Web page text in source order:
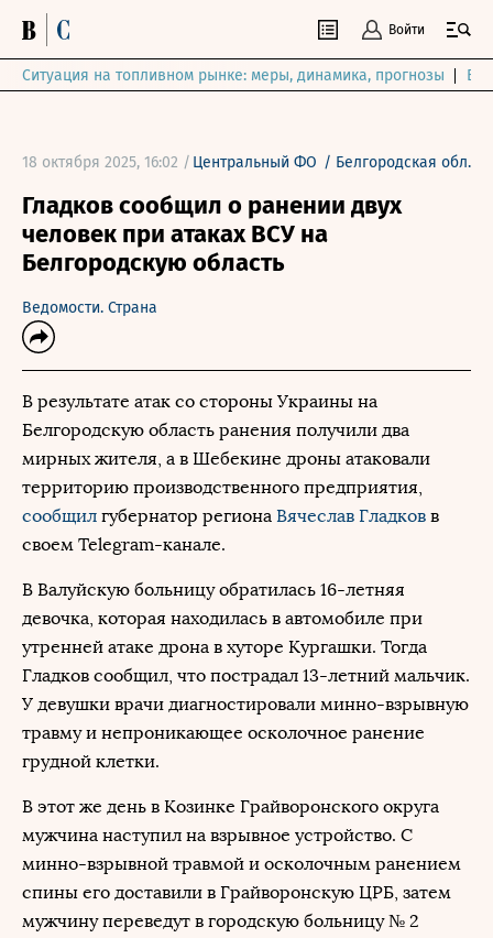
Войти
Ситуация на топливном рынке: меры, динамика, прогнозы
18 октября 2025, 16:02 / Центральный ФО / Белгородская обл.
Гладков сообщил о ранении двух
человек при атаках ВСУ на
Белгородскую область
Ведомости. Страна
В результате атак со стороны Украины на
Белгородскую область ранения получили два
мирных жителя, а в Шебекине дроны атаковали
территорию производственного предприятия,
сообщил губернатор региона Вячеслав Гладков в
своем Telegram-канале.
В Валуйскую больницу обратилась 16-летняя
девочка, которая находилась в автомобиле при
утренней атаке дрона в хуторе Кургашки. Тогда
Гладков сообщил, что пострадал 13-летний мальчик.
У девушки врачи диагностировали минно-взрывную
травму и непроникающее осколочное ранение
грудной клетки.
В этот же день в Козинке Грайворонского округа
мужчина наступил на взрывное устройство. С
минно-взрывной травмой и осколочным ранением
спины его доставили в Грайворонскую ЦРБ, затем
мужчину переведут в городскую больницу № 2